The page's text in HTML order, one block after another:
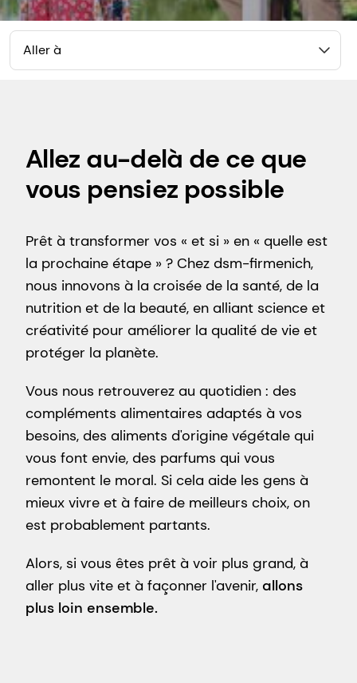
Aller à
Allez au-delà de ce que
vous pensiez possible
Prêt à transformer vos « et si » en « quelle est
la prochaine étape » ? Chez dsm-firmenich,
nous innovons à la croisée de la santé, de la
nutrition et de la beauté, en alliant science et
créativité pour améliorer la qualité de vie et
protéger la planète.
Vous nous retrouverez au quotidien : des
compléments alimentaires adaptés à vos
besoins, des aliments d'origine végétale qui
vous font envie, des parfums qui vous
remontent le moral. Si cela aide les gens à
mieux vivre et à faire de meilleurs choix, on
est probablement partants.
Alors, si vous êtes prêt à voir plus grand, à
aller plus vite et à façonner l'avenir, allons
plus loin ensemble.